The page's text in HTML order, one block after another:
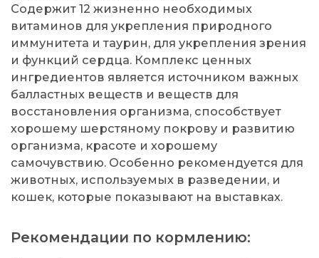
Содержит 12 жизненно необходимых
витаминов для укрепления природного
иммунитета и таурин, для укрепления зрения
и функций сердца. Комплекс ценных
ингредиентов является источником важных
балластных веществ и веществ для
восстановления организма, способствует
хорошему шерстяному покрову и развитию
организма, красоте и хорошему
самочувствию. Особенно рекомендуется для
животных, используемых в разведении, и
кошек, которые показывают на выставках.
Рекомендации по кормлению: